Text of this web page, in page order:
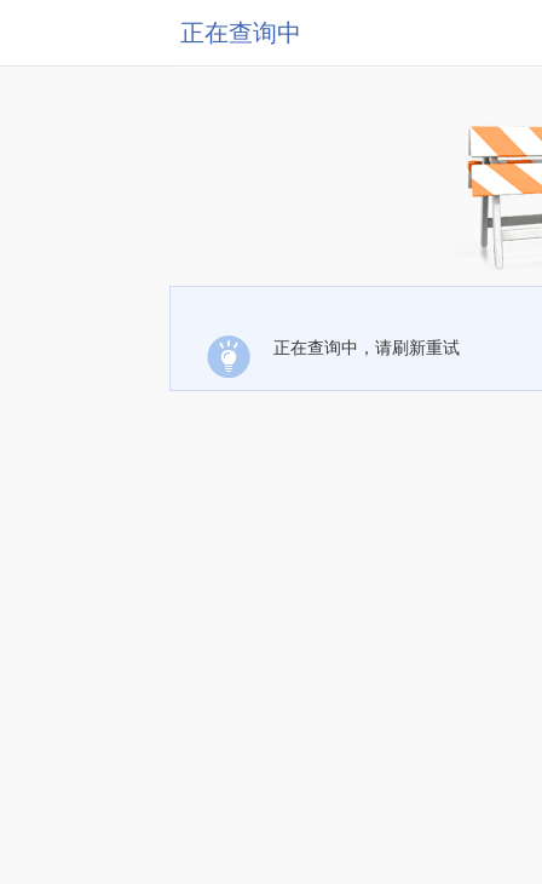
正在查询中
正在查询中，请刷新重试